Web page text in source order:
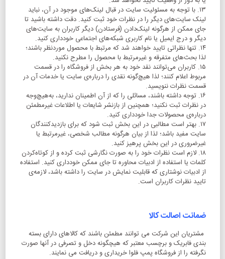
۱۳. با توجه به مسئولیت سایت در قبال لینک‌های موجود در آن، نباید
لینک سایت‌های دیگر را در نظرات خود ثبت کنید. دقت داشته باشید تا
جای ممکن از هرگونه لینک‌دادن (فرستادن) دیگر کاربران به سایت‌های
دیگر و درج ایمیل یا نام کاربری شبکه‌های اجتماعی خودداری کنید.
۱۴. تنها نظراتی تایید خواهند شد که مرتبط با محصول موردنظر باشند؛
لذا بحث‌های متفرقه و غیرمرتبط با محصول را مطرح نکنید.
۱۵. کاربران می‌توانند نقد خود به هر بخش از فروشگاه را در قسمت
مربوط اعلام کنند؛ لذا هیچ‌گونه نقدی را درباره‌ی سایت یا خدمات آن در
قسمت نظرات ننویسید.
۱۶. توجه داشته باشند، مسائلی را که از آن اطمینان ندارید، به‌هیچ‌وجه
در نظرات ثبت نکنید؛ همچنین از بازنشر شایعات یا اطلاعات غیرمطمئن
درباره‌ی محصولات جدا خودداری کنید.
۱۷. بهتر است مطالبی در این بخش ثبت شود که برای بازدیدکنندگان
سایت مفید باشد؛ لذا از بیان هرگونه مطالب شخصی، غیرمرتبط یا
غیرضروری در این بخش پرهیز کنید.
۱۸. لازم است نظرات خود را به صورت نگارشی ثبت کرده و از کوتاه‌کردن
کلمات یا استفاده از ادبیات محاوره تا جای ممکن خودداری کنید. استفاده
از ادبیات نوشتاری که قابلیت نمایش در سایت را داشته باشد، لازمه‌ی
تایید نظرات کاربران است.
ضمانت اصالت کالا
مشتریان این شرکت می توانند مطمئن باشند که کالاهای دارای بسته
بندی فابریک و برچسب معتبر که هیچگونه دخل و تصرفی در آنها صورت
نگرفته را از فروشگاه پمپ فلوا خریداری و دریافت می نمایند.